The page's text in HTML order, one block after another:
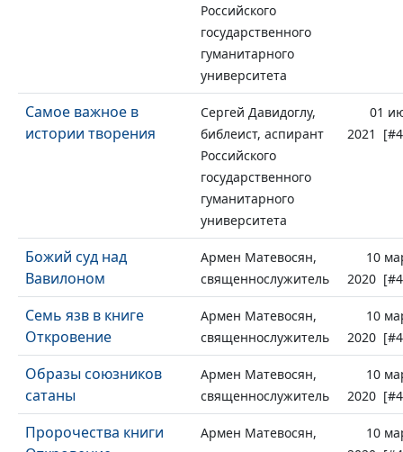
Российского
государственного
гуманитарного
университета
Самое важное в
истории творения
Сергей Давидоглу,
библеист, аспирант
Российского
государственного
гуманитарного
университета
01
2021
Божий суд над
Вавилоном
Армен Матевосян,
священнослужитель
10
2020
Семь язв в книге
Откровение
Армен Матевосян,
священнослужитель
10
2020
Образы союзников
сатаны
Армен Матевосян,
священнослужитель
10
2020
Пророчества книги
Армен Матевосян,
10